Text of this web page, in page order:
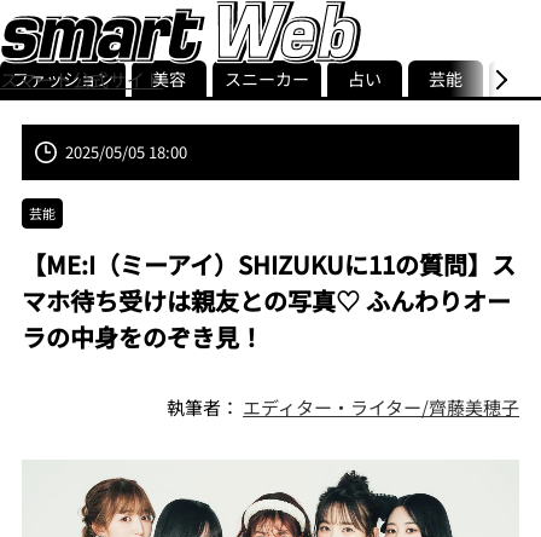
スマート公式サイト
smart最新号
記事一覧ランキング
ストリ
ファッション 美容 スニーカー 占い 芸能 グル
2025/05/05 18:00
芸能
【ME:I（ミーアイ）SHIZUKUに11の質問】ス
マホ待ち受けは親友との写真♡ ふんわりオー
ラの中身をのぞき見！
執筆者： エディター・ライター/齊藤美穂子